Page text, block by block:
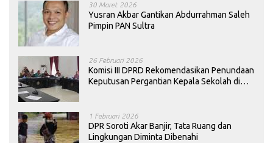
30 Maret 2026
Yusran Akbar Gantikan Abdurrahman Saleh
Pimpin PAN Sultra
26 Februari 2026
Komisi III DPRD Rekomendasikan Penundaan
Keputusan Pergantian Kepala Sekolah di
1 Februari 2026
DPR Soroti Akar Banjir, Tata Ruang dan
Lingkungan Diminta Dibenahi